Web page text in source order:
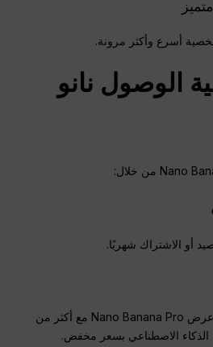
أسرع وأكثر مرونة.
الوصول نانو
أو الاشتراك شهريًا.
اعرض Nano Banana Pro مع أكثر من